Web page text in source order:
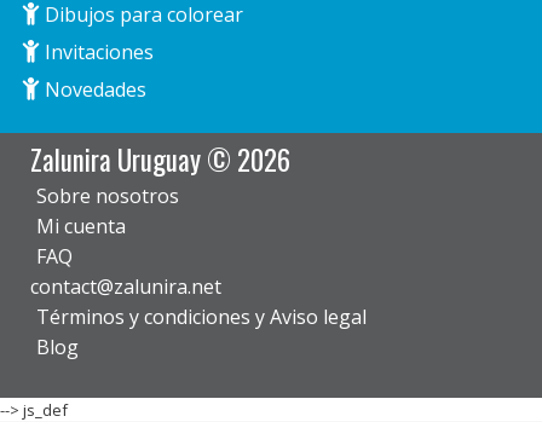
Dibujos para colorear
Invitaciones
Novedades
Zalunira Uruguay © 2026
Sobre nosotros
Mi cuenta
FAQ
contact@zalunira.net
Términos y condiciones y Aviso legal
Blog
--> js_def